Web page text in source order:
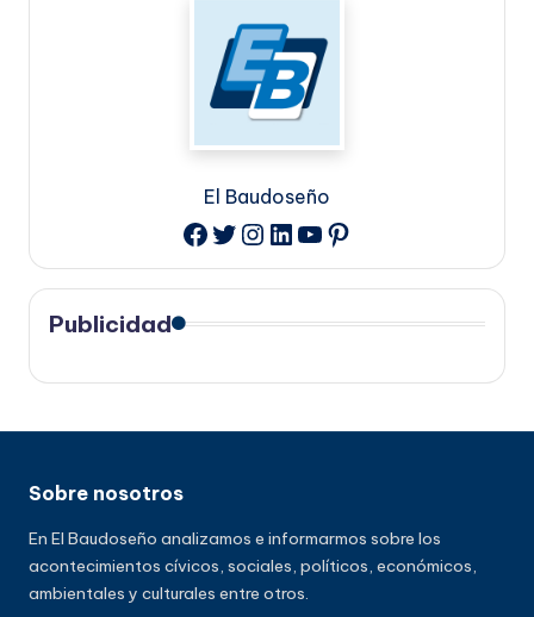
El Baudoseño
Facebook
Twitter
Instagram
LinkedIn
YouTube
Pinterest
Publicidad
Sobre nosotros
En El Baudoseño analizamos e informarmos sobre los
acontecimientos cívicos, sociales, políticos, económicos,
ambientales y culturales entre otros.